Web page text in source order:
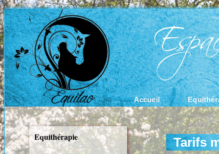
Accueil
Tarifs
Equithérapie